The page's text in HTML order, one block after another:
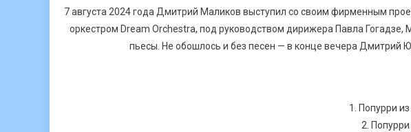
7 августа 2024 года Дмитрий Маликов выступил со своим фирменным
оркестром Dream Orchestra, под руководством дирижера Павла
пьесы. Не обошлось и без песен — в конце вечера Дмитрий
1. Попурри
2.